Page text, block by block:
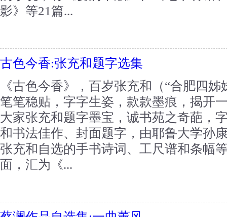
影》等21篇...
古色今香:张充和题字选集
《古色今香》，百岁张充和（“合肥四
笔笔稳贴，字字生姿，款款墨痕，揭开
大家张充和题字墨宝，诚书苑之奇葩，
和书法佳作、封面题字，由耶鲁大学孙
张充和自选的手书诗词、工尺谱和条幅
面，汇为《...